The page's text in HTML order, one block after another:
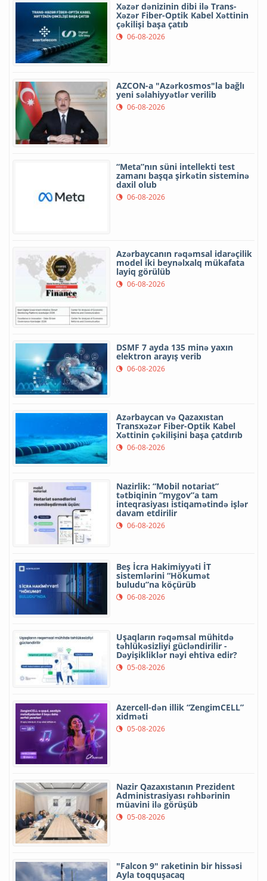
Xəzər dənizinin dibi ilə Trans-
Xəzər Fiber-Optik Kabel Xəttinin
çəkilişi başa çatıb
06-08-2026
AZCON-a "Azərkosmos"la bağlı
yeni səlahiyyətlər verilib
06-08-2026
“Meta”nın süni intellekti test
zamanı başqa şirkətin sisteminə
daxil olub
06-08-2026
Azərbaycanın rəqəmsal idarəçilik
model iki beynəlxalq mükafata
layiq görülüb
06-08-2026
DSMF 7 ayda 135 minə yaxın
elektron arayış verib
06-08-2026
Azərbaycan və Qazaxıstan
Transxəzər Fiber-Optik Kabel
Xəttinin çəkilişini başa çatdırıb
06-08-2026
Nazirlik: “Mobil notariat”
tətbiqinin “mygov”a tam
inteqrasiyası istiqamətində işlər
davam etdirilir
06-08-2026
Beş İcra Hakimiyyəti İT
sistemlərini “Hökumət
buludu”na köçürüb
06-08-2026
Uşaqların rəqəmsal mühitdə
təhlükəsizliyi gücləndirilir -
Dəyişikliklər nəyi ehtiva edir?
05-08-2026
Azercell-dən illik “ZengimCELL”
xidməti
05-08-2026
Nazir Qazaxıstanın Prezident
Administrasiyası rəhbərinin
müavini ilə görüşüb
05-08-2026
"Falcon 9" raketinin bir hissəsi
Ayla toqquşacaq